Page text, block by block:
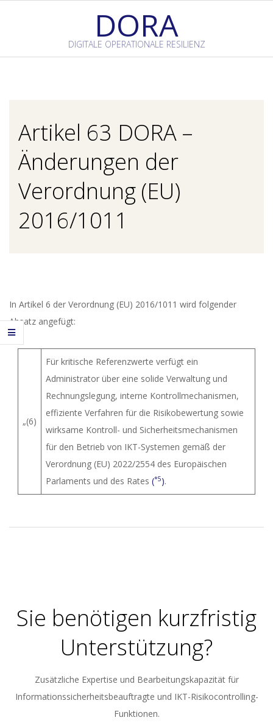
DORA
DIGITALE OPERATIONALE RESILIENZ
Artikel 63 DORA –
Änderungen der
Verordnung (EU)
2016/1011
In Artikel 6 der Verordnung (EU) 2016/1011 wird folgender
Absatz angefügt:
„(6)
Für kritische Referenzwerte verfügt ein
Administrator über eine solide Verwaltung und
Rechnungslegung, interne Kontrollmechanismen,
effiziente Verfahren für die Risikobewertung sowie
wirksame Kontroll- und Sicherheitsmechanismen
für den Betrieb von IKT-Systemen gemäß der
Verordnung (EU) 2022/2554 des Europäischen
Parlaments und des Rates (*5).
Sie benötigen kurzfristig
Unterstützung?
Zusätzliche Expertise und Bearbeitungskapazität für
Informationssicherheitsbeauftragte und IKT-Risikocontrolling-
Funktionen.